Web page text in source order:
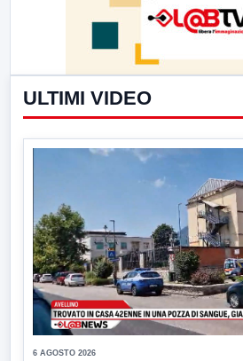
ULTIMI VIDEO
6 AGOSTO 2026